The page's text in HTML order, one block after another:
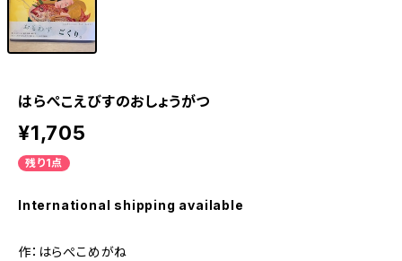
はらぺこえびすのおしょうがつ
¥1,705
残り1点
International shipping available
作：はらぺこめがね